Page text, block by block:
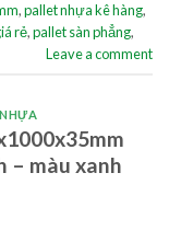
,pallet nhựa kê hàng,
rẻ,pallet sàn phẳng,
Leave a comment
– màu xanh